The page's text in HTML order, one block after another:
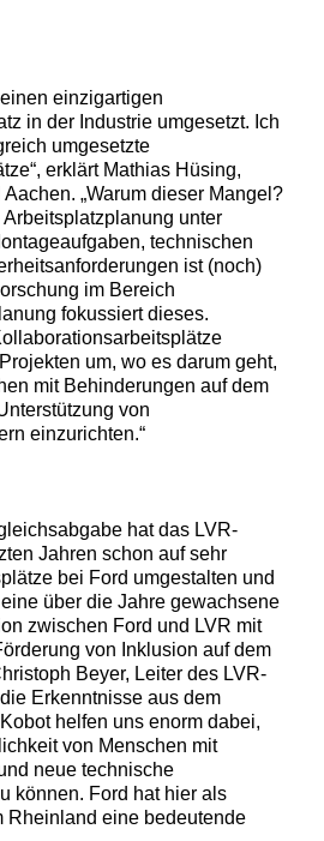
einzigartigen
in der Industrie umgesetzt. Ich
umgesetzte
erklärt Mathias Hüsing,
„Warum dieser Mangel?
unter
technischen
ist (noch)
im Bereich
fokussiert dieses.
um, wo es darum geht,
mit Behinderungen auf dem
von
einzurichten.“
hat das LVR-
Jahren schon auf sehr
bei Ford umgestalten und
über die Jahre gewachsene
zwischen Ford und LVR mit
von Inklusion auf dem
Beyer, Leiter des LVR-
Erkenntnisse aus dem
helfen uns enorm dabei,
von Menschen mit
neue technische
können. Ford hat hier als
Rheinland eine bedeutende